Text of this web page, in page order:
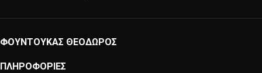
ΦΟΥΝΤΟΥΚΑΣ ΘΕΟΔΩΡΟΣ
ΠΛΗΡΟΦΟΡΙΕΣ